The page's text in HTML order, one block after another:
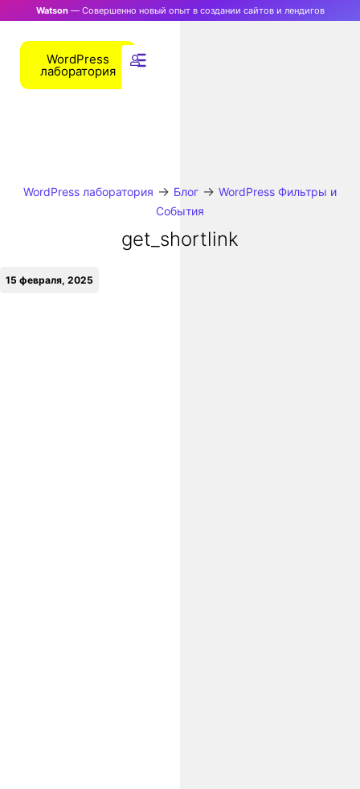
Watson— Совершенно новый опыт в создании сайтов и лендигов
WordPress
лаборатория
WordPress лаборатория → Блог → WordPress Фильтры и
События
get_shortlink
15 февраля, 2025